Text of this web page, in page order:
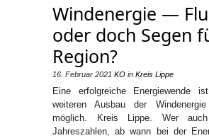
Windenergie —
oder doch Segen
Region?
16. Februar 2021 KO in Kreis Lippe
Eine erfolgreiche Energiewende
weiteren Ausbau der
möglich. Kreis Lippe. Wer
Jahreszahlen, ab wann bei der